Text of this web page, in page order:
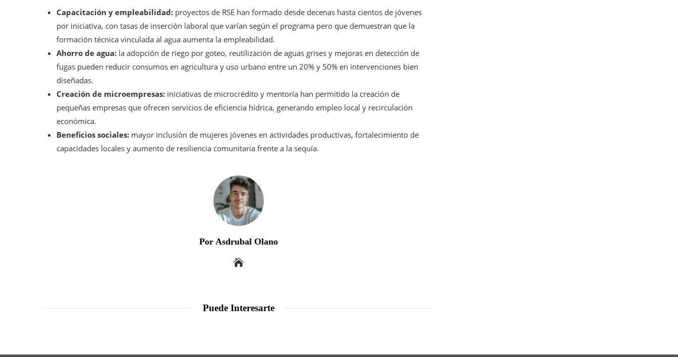
Capacitación y empleabilidad: proyectos de RSE han formado desde decenas hasta cientos de jóvenes
por iniciativa, con tasas de inserción laboral que varían según el programa pero que demuestran que la
formación técnica vinculada al agua aumenta la empleabilidad.
Ahorro de agua: la adopción de riego por goteo, reutilización de aguas grises y mejoras en detección de
fugas pueden reducir consumos en agricultura y uso urbano entre un 20% y 50% en intervenciones bien
diseñadas.
Creación de microempresas: iniciativas de microcrédito y mentoría han permitido la creación de
pequeñas empresas que ofrecen servicios de eficiencia hídrica, generando empleo local y recirculación
económica.
Beneficios sociales: mayor inclusión de mujeres jóvenes en actividades productivas, fortalecimiento de
capacidades locales y aumento de resiliencia comunitaria frente a la sequía.
Por Asdrubal Olano
Puede Interesarte